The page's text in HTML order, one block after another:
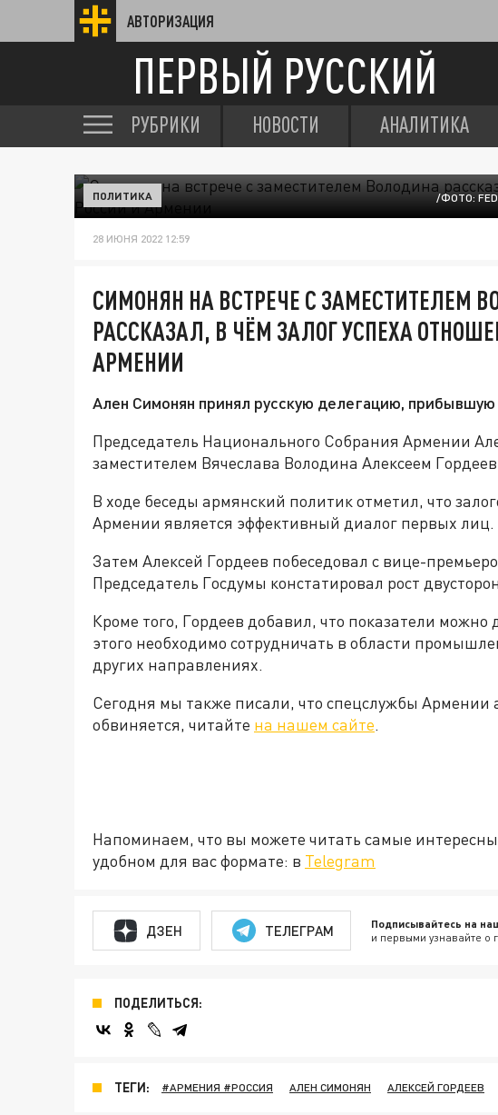
АВТОРИЗАЦИЯ
ПЕРВЫЙ РУССКИЙ
РУБРИКИ НОВОСТИ АНАЛИТИКА
/ФОТО:
ПОЛИТИКА
28 ИЮНЯ 2022 12:59
СИМОНЯН НА ВСТРЕЧЕ С ЗАМЕСТИТЕЛЕМ
РАССКАЗАЛ, В ЧЁМ ЗАЛОГ УСПЕХА
АРМЕНИИ
Ален Симонян принял русскую делегацию,
Председатель Национального Собрания Армении
заместителем Вячеслава Володина Алексеем
В ходе беседы армянский политик отметил, что
Армении является эффективный диалог первых лиц.
Затем Алексей Гордеев побеседовал с вице-
Председатель Госдумы констатировал рост
Кроме того, Гордеев добавил, что показатели
этого необходимо сотрудничать в области
других направлениях.
Сегодня мы также писали, что спецслужбы Армении
обвиняется, читайте на нашем сайте.
Напоминаем, что вы можете читать самые
удобном для вас формате: в Telegram
ДЗЕН ТЕЛЕГРАМ Подписывайтесь на
и первыми узнавайте о
ПОДЕЛИТЬСЯ:
ТЕГИ: #АРМЕНИЯ #РОССИЯ АЛЕН СИМОНЯН АЛЕКСЕЙ ГОРДЕЕВ